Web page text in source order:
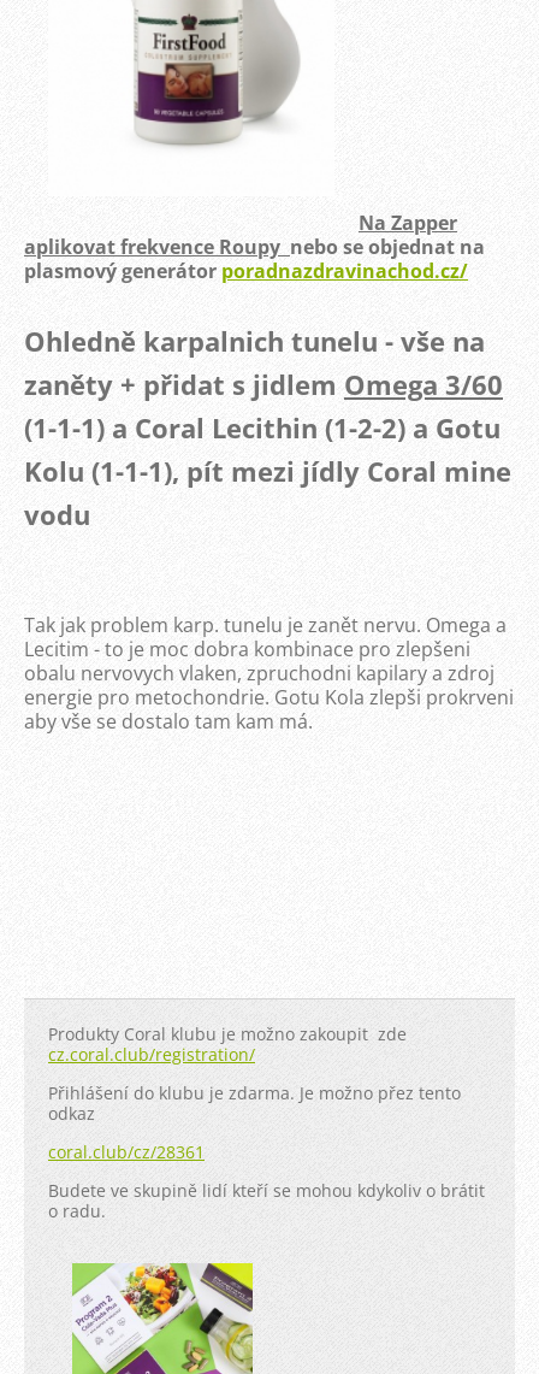
Na Zapper
aplikovat frekvence Roupy nebo se objednat na
plasmový generátor poradnazdravinachod.cz/
Ohledně karpalnich tunelu - vše na
zaněty + přidat s jidlem Omega 3/60
(1-1-1) a Coral Lecithin (1-2-2) a Gotu
Kolu (1-1-1), pít mezi jídly Coral mine
vodu
Tak jak problem karp. tunelu je zanět nervu. Omega a
Lecitim - to je moc dobra kombinace pro zlepšeni
obalu nervovych vlaken, zpruchodni kapilary a zdroj
energie pro metochondrie. Gotu Kola zlepši prokrveni
aby vše se dostalo tam kam má.
Produkty Coral klubu je možno zakoupit zde
cz.coral.club/registration/
Přihlášení do klubu je zdarma. Je možno přez tento
odkaz
coral.club/cz/28361
Budete ve skupině lidí kteří se mohou kdykoliv o brátit
o radu.